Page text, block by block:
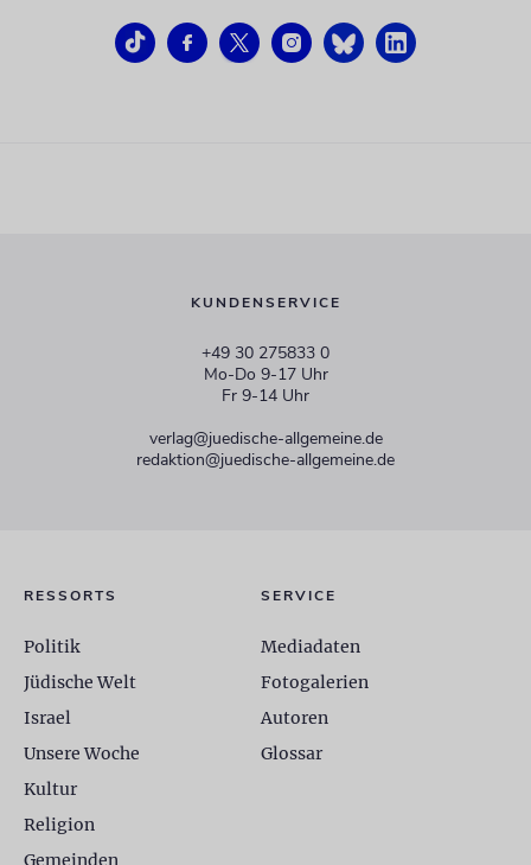
KUNDENSERVICE
+49 30 275833 0
Mo-Do 9-17 Uhr
Fr 9-14 Uhr
verlag@juedische-allgemeine.de
redaktion@juedische-allgemeine.de
RESSORTS
Politik
Jüdische Welt
Israel
Unsere Woche
Kultur
Religion
Gemeinden
SERVICE
Mediadaten
Fotogalerien
Autoren
Glossar